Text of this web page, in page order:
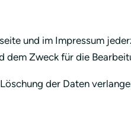
und im Impressum
dem Zweck für die
der Daten